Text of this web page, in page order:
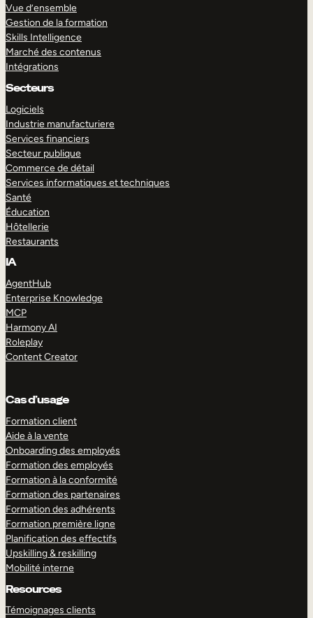
Vue d’ensemble
Gestion de la formation
Skills Intelligence
Marché des contenus
Intégrations
Secteurs
Logiciels
Industrie manufacturiere
Services financiers
Secteur publique
Commerce de détail
Services informatiques et techniques
Santé
Éducation
Hôtellerie
Restaurants
IA
AgentHub
Enterprise Knowledge
MCP
Harmony AI
Roleplay
Content Creator
Cas d’usage
Formation client
Aide à la vente
Onboarding des employés
Formation des employés
Formation à la conformité
Formation des partenaires
Formation des adhérents
Formation première ligne
Planification des effectifs
Upskilling & reskilling
Mobilité interne
Resources
Témoignages clients